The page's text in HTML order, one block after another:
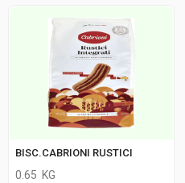
BISC.CABRIONI RUSTICI
0.65 KG